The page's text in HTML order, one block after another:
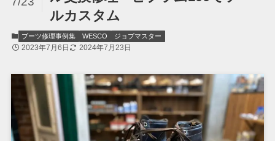
ルカスタム
ブーツ修理事例集 WESCO ジョブマスター
2023年7月6日 2024年7月23日